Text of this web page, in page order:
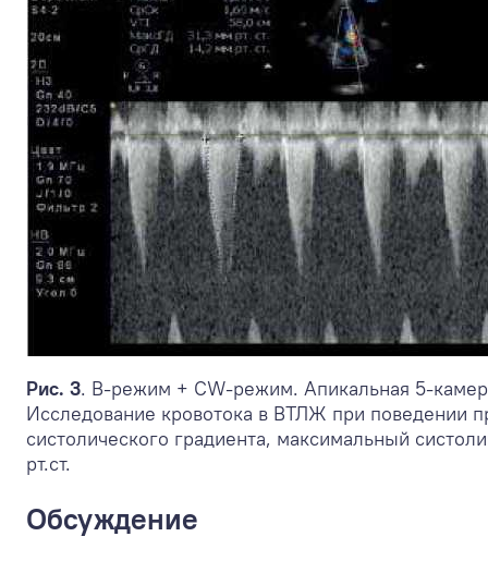
Рис. 3. В-режим + CW-режим. Апикальная 5-
Исследование кровотока в ВТЛЖ при поведении
систолического градиента, максимальный
рт.ст.
Обсуждение